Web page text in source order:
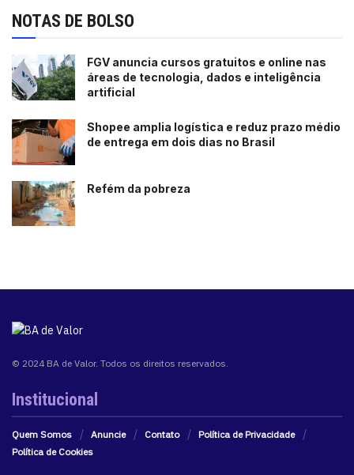
NOTAS DE BOLSO
FGV anuncia cursos gratuitos e online nas
áreas de tecnologia, dados e inteligência
artificial
Shopee amplia logística e reduz prazo médio
de entrega em dois dias no Brasil
Refém da pobreza
© 2024 BA de Valor. Todos os direitos reservados.
Institucional
Quem Somos Anuncie Contato
Política de Privacidade
Política de Cookies